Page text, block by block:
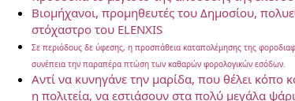
Βιομήχανοι, προμηθευτές του Δημοσίου,
στόχαστρο του ELENXIS
Σε περιόδους δε ύφεσης, η προσπάθεια καταπολέμησης της
συνέπεια την παραπέρα πτώση των καθαρών φορολογικών εσόδων.
Aντί να κυνηγάνε την μαρίδα, που θέλει
η πολιτεία, να εστιάσουν στα πολύ μεγάλα